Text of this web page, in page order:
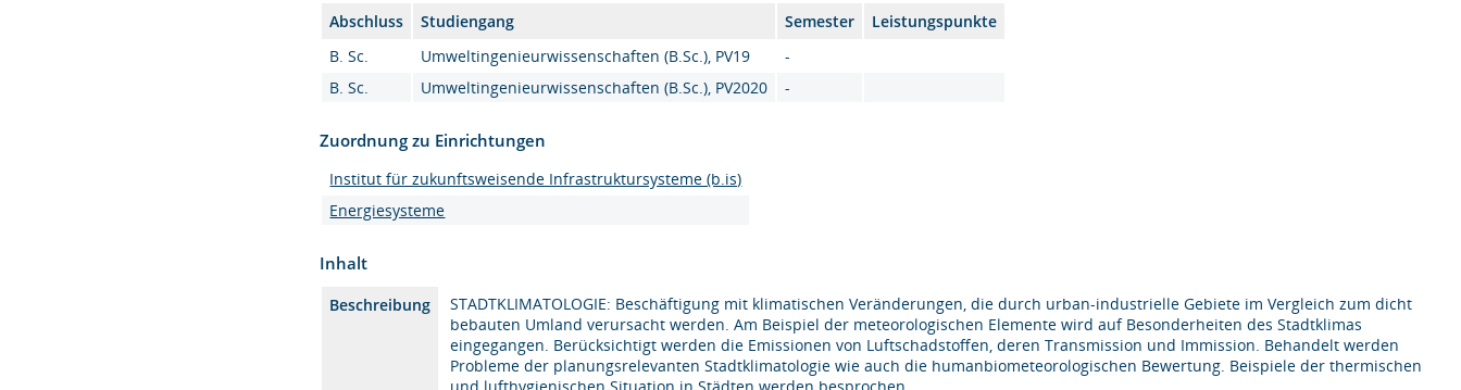
Abschluss Studiengang Semester
Leistungspunkte
B. Sc.
Umweltingenieurwissenschaften (B.Sc.), PV19
-
B. Sc.
Umweltingenieurwissenschaften (B.Sc.), PV2020 -
Zuordnung zu Einrichtungen
Institut für zukunftsweisende Infrastruktursysteme (b.is)
Energiesysteme
Inhalt
Beschreibung
STADTKLIMATOLOGIE: Beschäftigung mit klimatischen Veränderungen, die durch urban-industrielle Gebiete im Vergleich zum dicht
bebauten Umland verursacht werden. Am Beispiel der meteorologischen Elemente wird auf Besonderheiten des Stadtklimas
eingegangen. Berücksichtigt werden die Emissionen von Luftschadstoffen, deren Transmission und Immission. Behandelt werden
Probleme der planungsrelevanten Stadtklimatologie wie auch die humanbiometeorologischen Bewertung. Beispiele der thermischen